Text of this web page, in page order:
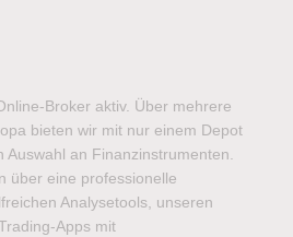
Broker aktiv. Über mehrere
bieten wir mit nur einem Depot
Auswahl an Finanzinstrumenten.
über eine professionelle
Analysetools, unseren
Apps mit